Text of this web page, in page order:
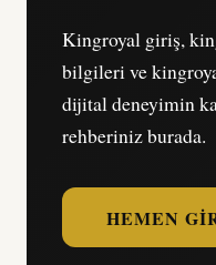
Kingroyal giriş,
bilgileri ve
dijital deneyimin
rehberiniz burada.
HEMEN